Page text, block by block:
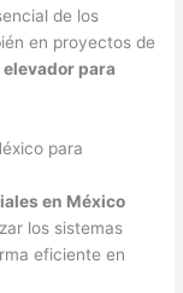
de los
en proyectos de
elevador para
para
en México
los sistemas
eficiente en